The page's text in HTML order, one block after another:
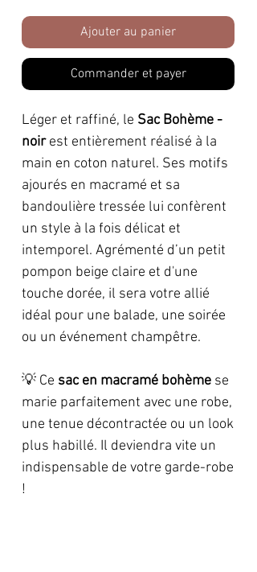
Ajouter au panier
Commander et payer
Léger et raffiné, le Sac Bohème -
noirest entièrement réalisé à la
main en coton naturel. Ses motifs
ajourés en macramé et sa
bandoulière tressée lui confèrent
un style à la fois délicat et
intemporel. Agrémenté d’un petit
pompon beige claire et d'une
touche dorée, il sera votre allié
idéal pour une balade, une soirée
ou un événement champêtre.
💡 Ce sac en macramé bohème se
marie parfaitement avec une robe,
une tenue décontractée ou un look
plus habillé. Il deviendra vite un
indispensable de votre garde-robe
!